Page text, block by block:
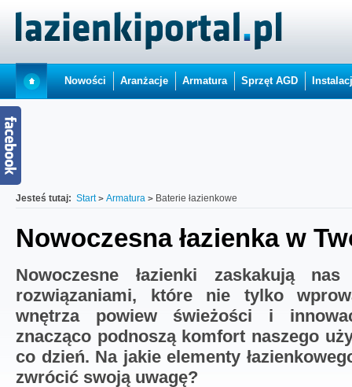
Nowości Aranżacje Armatura Sprzęt AGD
Jesteś tutaj: Start Armatura Baterie łazienkowe
Nowoczesna łazienka w
Nowoczesne łazienki zaskakują
rozwiązaniami, które nie tylko
wnętrza powiew świeżości i
znacząco podnoszą komfort naszego
co dzień. Na jakie elementy
zwrócić swoją uwagę?